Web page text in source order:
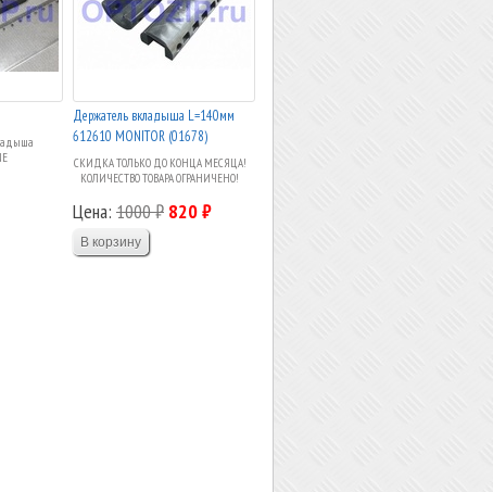
Держатель вкладыша L=140мм
612610 MONITOR (01678)
СКИДКА ТОЛЬКО ДО КОНЦА МЕСЯЦА!
КОЛИЧЕСТВО ТОВАРА ОГРАНИЧЕНО!
Цена: 1000 ₽ 820 ₽